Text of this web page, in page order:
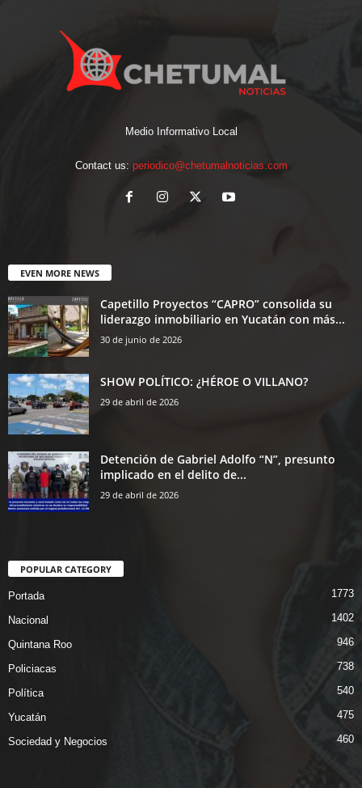
Medio Informativo Local
Contact us: periodico@chetumalnoticias.com
EVEN MORE NEWS
Capetillo Proyectos “CAPRO” consolida su
liderazgo inmobiliario en Yucatán con más...
30 de junio de 2026
SHOW POLÍTICO: ¿HÉROE O VILLANO?
29 de abril de 2026
Detención de Gabriel Adolfo “N”, presunto
implicado en el delito de...
29 de abril de 2026
POPULAR CATEGORY
Portada 1773
Nacional 1402
Quintana Roo 946
Policiacas 738
Política 540
Yucatán 475
Sociedad y Negocios 460